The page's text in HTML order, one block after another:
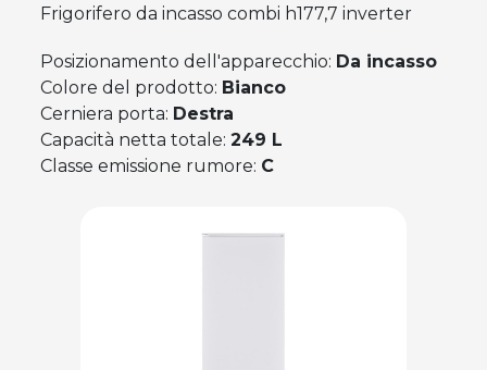
Frigorifero da incasso combi h177,7 inverter
Posizionamento dell'apparecchio: Da incasso
Colore del prodotto: Bianco
Cerniera porta: Destra
Capacità netta totale:249 L
Classe emissione rumore: C